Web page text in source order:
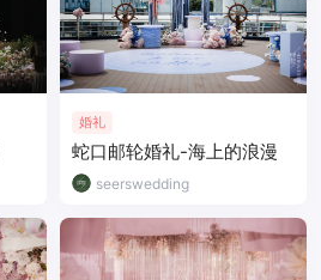
婚礼
蛇口邮轮婚礼-海上的浪漫
seerswedding